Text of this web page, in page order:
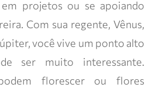
projetos ou se apoiando
Com sua regente, Vênus,
você vive um ponto alto
ser muito interessante.
podem florescer ou flores